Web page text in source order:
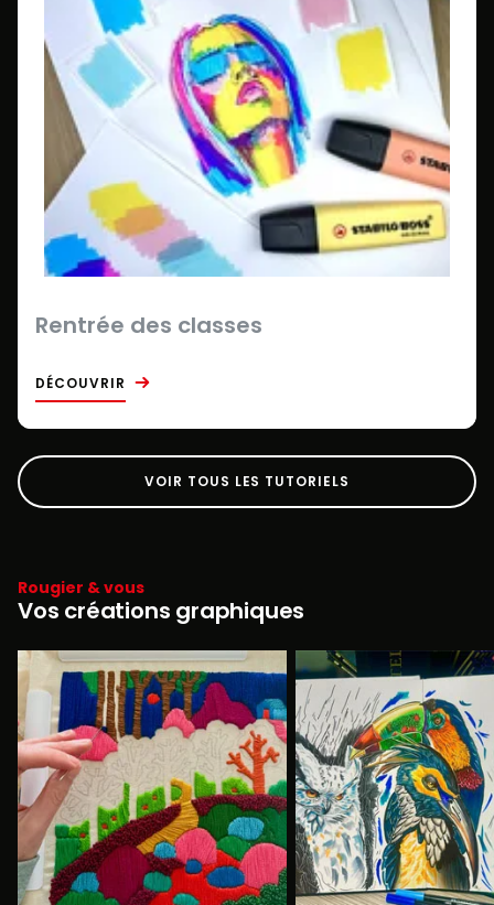
Rentrée des classes
DÉCOUVRIR
VOIR TOUS LES TUTORIELS
Rougier & vous
Vos créations graphiques